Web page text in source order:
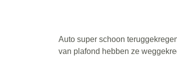
Auto super schoon
van plafond hebben ze